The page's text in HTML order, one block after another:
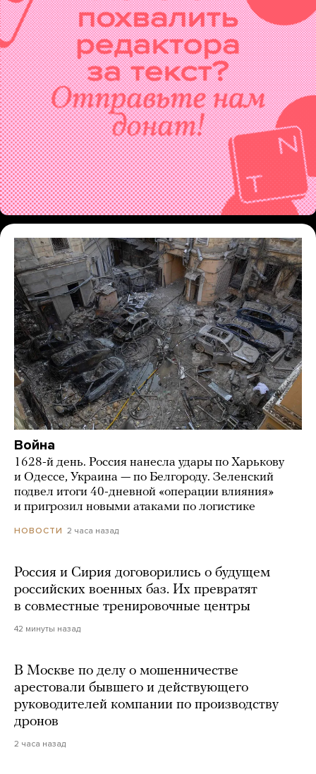
Война
1628-й день. Россия нанесла удары по Харькову
и Одессе, Украина — по Белгороду. Зеленский
подвел итоги 40-дневной «операции влияния»
и пригрозил новыми атаками по логистике
НОВОСТИ 2 часа назад
Россия и Сирия договорились о будущем
российских военных баз. Их превратят
в совместные тренировочные центры
42 минуты назад
В Москве по делу о мошенничестве
арестовали бывшего и действующего
руководителей компании по производству
дронов
2 часа назад